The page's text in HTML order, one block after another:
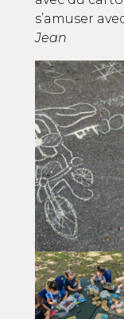
s’amuser
Jean